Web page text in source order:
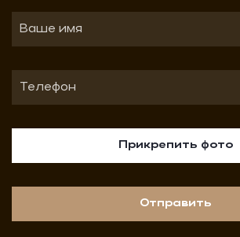
Прикрепить фото
Отправить